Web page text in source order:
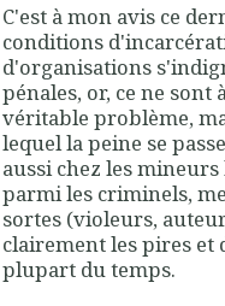
C'est à mon avis ce
conditions
d'organisations
pénales, or, ce ne
véritable problème,
lequel la peine se
aussi chez les
parmi les criminels,
sortes (violeurs,
clairement les pires
plupart du temps.